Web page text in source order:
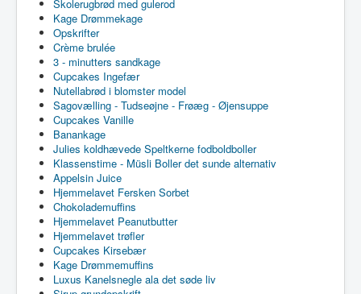
Skolerugbrød med gulerod
Kage Drømmekage
Opskrifter
Crème brulée
3 - minutters sandkage
Cupcakes Ingefær
Nutellabrød i blomster model
Sagovælling - Tudseøjne - Frøæg - Øjensuppe
Cupcakes Vanille
Banankage
Julies koldhævede Speltkerne fodboldboller
Klassenstime - Müsli Boller det sunde alternativ
Appelsin Juice
Hjemmelavet Fersken Sorbet
Chokolademuffins
Hjemmelavet Peanutbutter
Hjemmelavet trøfler
Cupcakes Kirsebær
Kage Drømmemuffins
Luxus Kanelsnegle ala det søde liv